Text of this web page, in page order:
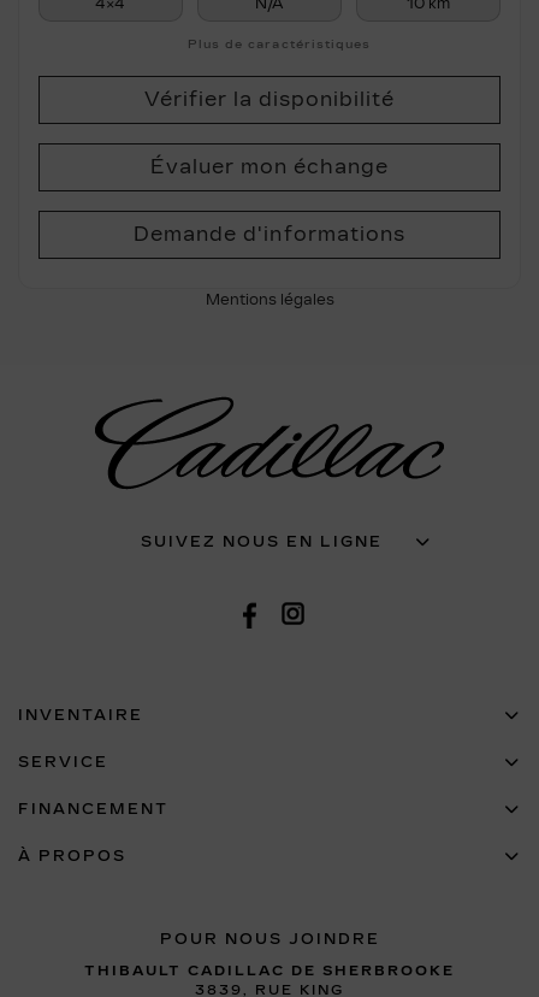
4×4 N/A 10 km
Plus de caractéristiques
Vérifier la disponibilité
Évaluer mon échange
Demande d'informations
Mentions légales
SUIVEZ NOUS EN LIGNE
POUR NOUS JOINDRE
THIBAULT CADILLAC DE SHERBROOKE
3839, RUE KING
INVENTAIRE
SERVICE
FINANCEMENT
À PROPOS